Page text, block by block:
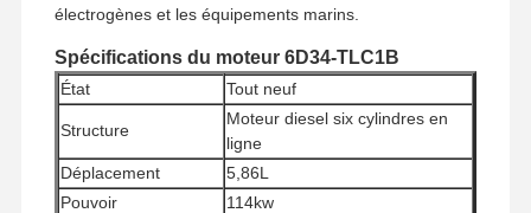
électrogènes et les équipements marins.
Spécifications du moteur 6D34-TLC1B
État Tout neuf
Structure
Moteur diesel six cylindres en
ligne
Déplacement
5,86L
Pouvoir
114kw